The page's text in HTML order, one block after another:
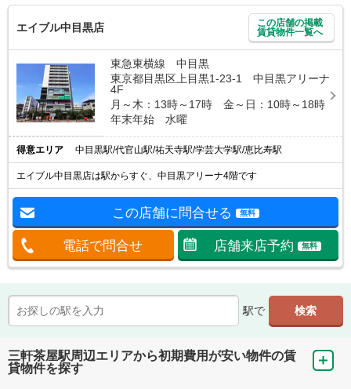
エイブル中目黒店
この店舗の掲載
賃貸物件一覧へ
東急東横線 中目黒
東京都目黒区上目黒1-23-1 中目黒アリーナ
4F
月～木：13時～17時 金～日：10時～18時
年末年始 水曜
得意エリア 中目黒駅/代官山駅/祐天寺駅/学芸大学駅/恵比寿駅
エイブル中目黒店は駅からすぐ、中目黒アリーナ4階です
この店舗に問合せる 無料
電話で問合せ 店舗来店予約 無料
駅で
三軒茶屋駅周辺エリアから初期費用が安い物件の賃
貸物件を探す